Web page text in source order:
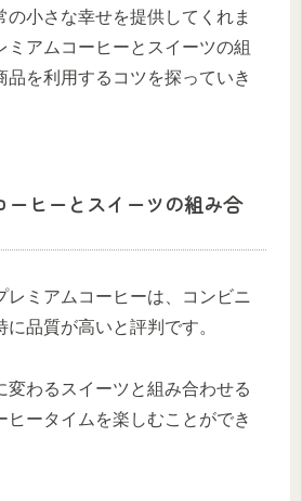
の小さな幸せを提供してくれま
ミアムコーヒーとスイーツの組
品を利用するコツを探っていき
ーヒーとスイーツの組み合
レミアムコーヒーは、コンビニ
品質が高いと評判です。
変わるスイーツと組み合わせる
ヒータイムを楽しむことができ